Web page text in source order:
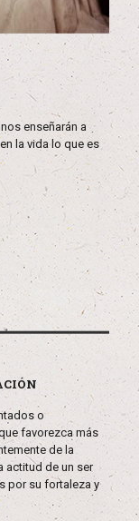
enseñarán a
la vida lo que es
o
favorezca más
de la
actitud de un ser
por su fortaleza y